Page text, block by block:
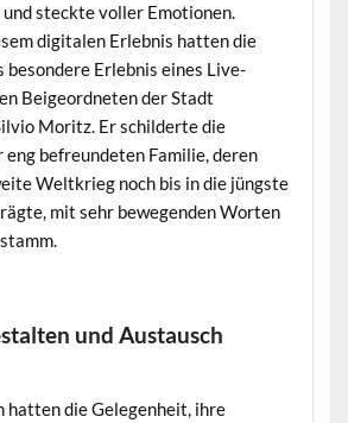
steckte voller Emotionen.
digitalen Erlebnis hatten die
besondere Erlebnis eines Live-
Beigeordneten der Stadt
Moritz. Er schilderte die
eng befreundeten Familie, deren
Weltkrieg noch bis in die jüngste
mit sehr bewegenden Worten
und Austausch
hatten die Gelegenheit, ihre